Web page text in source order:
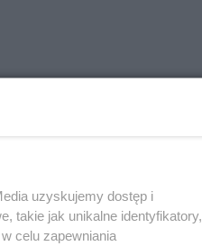
uzyskujemy dostęp i
takie jak unikalne identyfikatory,
celu zapewniania